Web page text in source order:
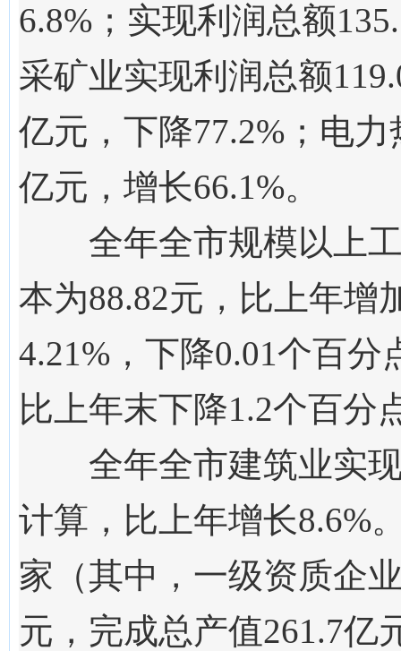
6.8%；实现利润总额
采矿业实现利润总额
亿元，下降77.2%；电
亿元，增长66.1%。
全年全市规模以上
本为88.82元，比上年增
4.21%，下降0.01个百
比上年末下降1.2个百分
全年全市建筑业实
计算， 比上年增长8.6%
家（其中，一级资质企
元，完成总产值261.7亿